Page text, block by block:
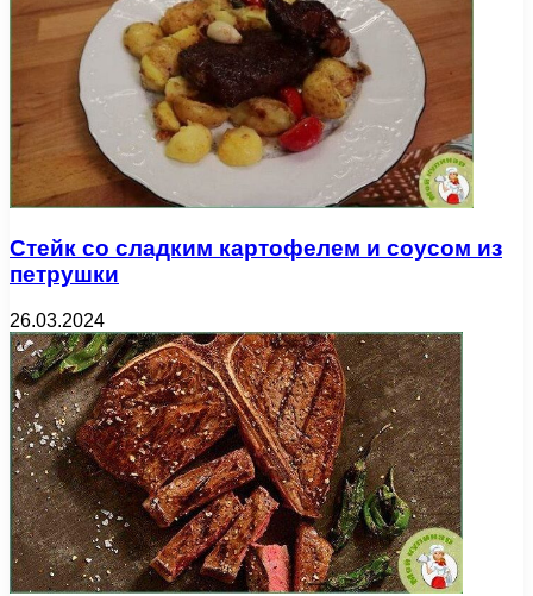
Стейк со сладким картофелем и соусом из
петрушки
26.03.2024